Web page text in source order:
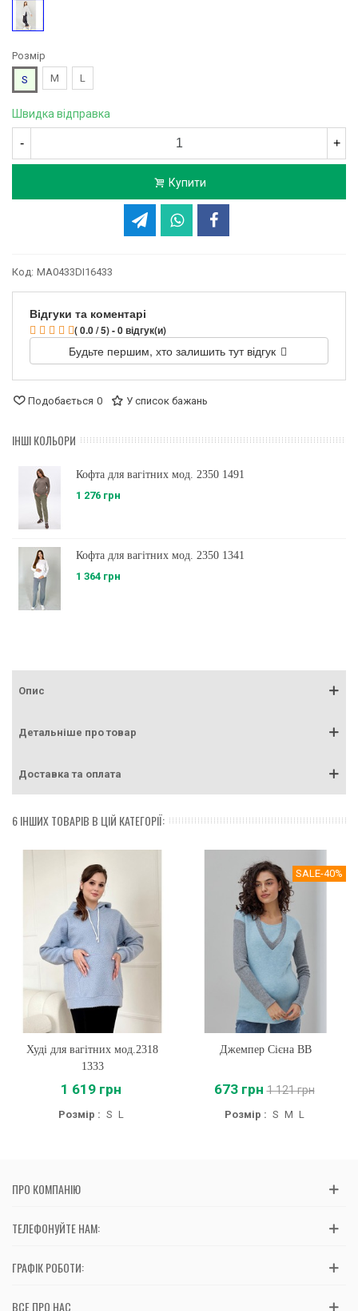
Малюнок
Розмір
S
M L
Швидка відправка
- +
Купити
Код: MA0433DI16433
Відгуки та коментарі
( 0.0 / 5) - 0 відгук(и)
Будьте першим, хто залишить тут відгук
Подобається 0 У список бажань
ІНШІ КОЛЬОРИ
Кофта для вагітних мод. 2350 1491
1 276 грн
Кофта для вагітних мод. 2350 1341
1 364 грн
Опис
Детальніше про товар
Доставка та оплата
6 ІНШИХ ТОВАРІВ В ЦІЙ КАТЕГОРІЇ:
Худі для вагітних мод.2318
1333
1 619 грн
Розмір : S L
SALE-40%
Джемпер Сієна BB
673 грн 1 121 грн
Розмір : S M L
ПРО КОМПАНІЮ
ТЕЛЕФОНУЙТЕ НАМ:
ГРАФІК РОБОТИ:
ВСЕ ПРО НАС